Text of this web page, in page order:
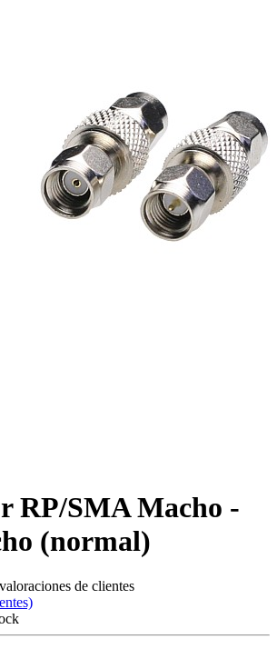
RP/SMA Macho -
(normal)
valoraciones de clientes